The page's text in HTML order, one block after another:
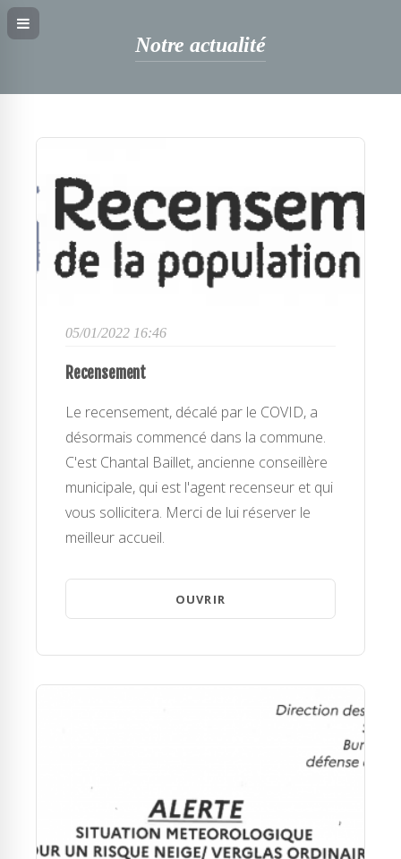
Notre actualité
05/01/2022 16:46
Recensement
Le recensement, décalé par le COVID, a
désormais commencé dans la commune.
C'est Chantal Baillet, ancienne conseillère
municipale, qui est l'agent recenseur et qui
vous sollicitera. Merci de lui réserver le
meilleur accueil.
OUVRIR